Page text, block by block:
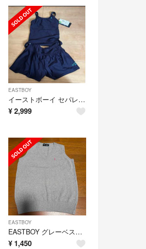
EASTBOY
イーストボーイ セパレート水着 160㎝
¥2,999
EASTBOY
EASTBOY グレーベスト サイズ11
¥ 1,450